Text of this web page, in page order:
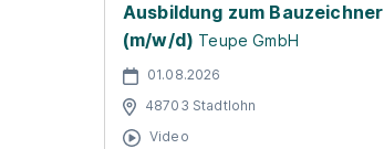
Ausbildung zum Bauzeichner
(m/w/d) Teupe GmbH
01.08.2026
48703 Stadtlohn
Video